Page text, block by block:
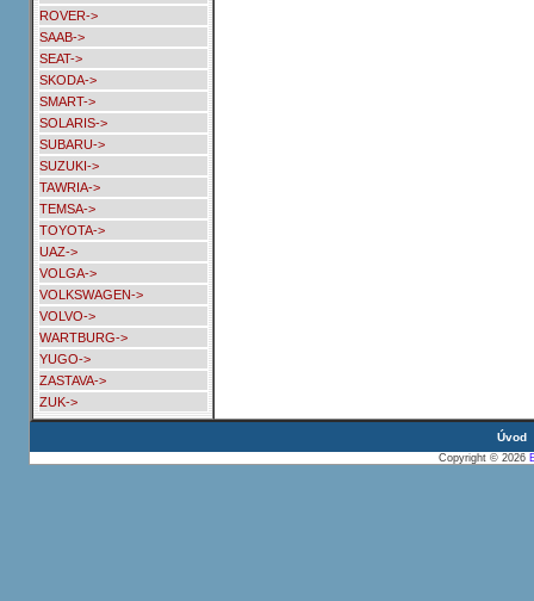
ROVER->
SAAB->
SEAT->
SKODA->
SMART->
SOLARIS->
SUBARU->
SUZUKI->
TAWRIA->
TEMSA->
TOYOTA->
UAZ->
VOLGA->
VOLKSWAGEN->
VOLVO->
WARTBURG->
YUGO->
ZASTAVA->
ZUK->
Úvod
Copyright © 2026